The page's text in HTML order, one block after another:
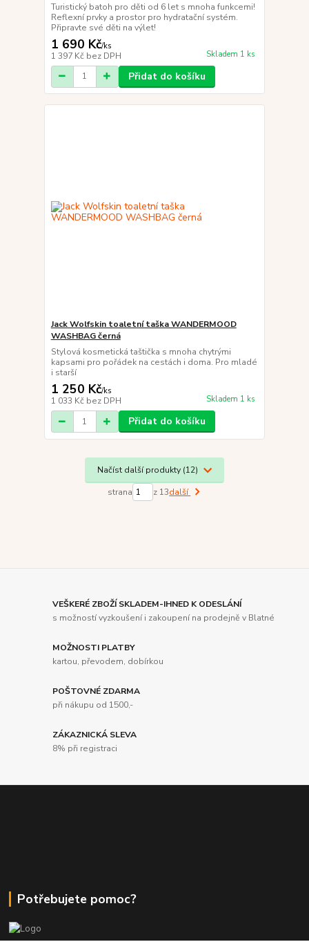
Turistický batoh pro děti od 6 let s mnoha funkcemi!
Reflexní prvky a prostor pro hydratační systém.
Připravte své děti na výlet!
1 690 Kč/ks
1 397 Kč bez DPH Skladem 1 ks
Přidat do košíku
Jack Wolfskin toaletní taška WANDERMOOD
WASHBAG černá
Stylová kosmetická taštička s mnoha chytrými
kapsami pro pořádek na cestách i doma. Pro mladé
i starší
1 250 Kč/ks
1 033 Kč bez DPH Skladem 1 ks
Přidat do košíku
Načíst další produkty (12)
strana z 13další
VEŠKERÉ ZBOŽÍ SKLADEM-IHNED K ODESLÁNÍ
s možností vyzkoušení i zakoupení na prodejně v Blatné
MOŽNOSTI PLATBY
kartou, převodem, dobírkou
POŠTOVNÉ ZDARMA
při nákupu od 1500,-
ZÁKAZNICKÁ SLEVA
8% při registraci
Potřebujete pomoc?